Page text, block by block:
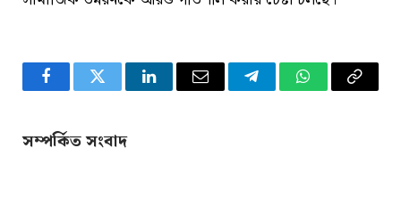
FacebookTwitter LinkedInEmail TelegramWhatsApp
Copy
সম্পর্কিত সংবাদ